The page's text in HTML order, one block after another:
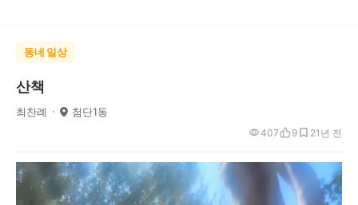
동네 일상
산책
최찬례 첨단1동
1년 전
407 9 2